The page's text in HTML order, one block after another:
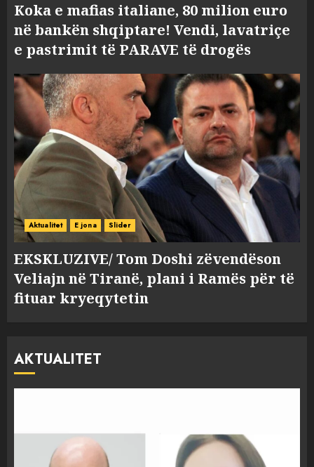
Koka e mafias italiane, 80 milion euro
në bankën shqiptare! Vendi, lavatriçe
e pastrimit të PARAVE të drogës
Aktualitet E jona Slider
EKSKLUZIVE/ Tom Doshi zëvendëson
Veliajn në Tiranë, plani i Ramës për të
fituar kryeqytetin
AKTUALITET